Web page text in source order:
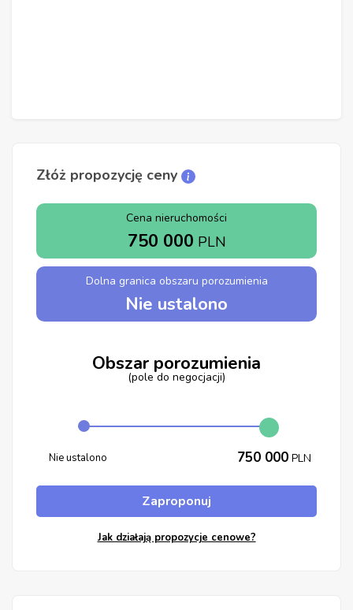
Złóż propozycję ceny
Cena nieruchomości
750 000 PLN
Dolna granica obszaru porozumienia
Nie ustalono
Obszar porozumienia
(pole do negocjacji)
Nie ustalono 750 000 PLN
Zaproponuj
Jak działają propozycje cenowe?